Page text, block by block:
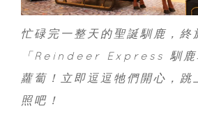
忙碌完一整天的聖誕馴鹿，終
「Reindeer Express 馴鹿
蘿蔔！立即逗逗牠們開心，跳
照吧！